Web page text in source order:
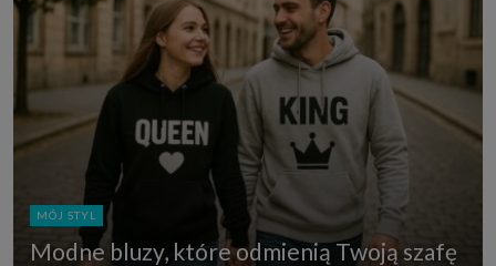
MÓJ STYL
Modne bluzy, które odmienią Twoją szafę